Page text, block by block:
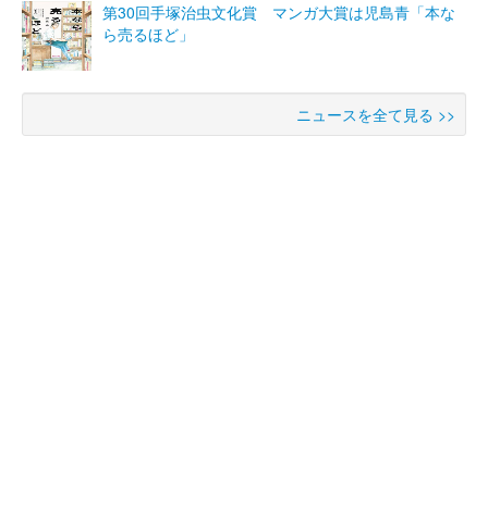
第30回手塚治虫文化賞 マンガ大賞は児島青「本な
ら売るほど」
ニュースを全て見る >>